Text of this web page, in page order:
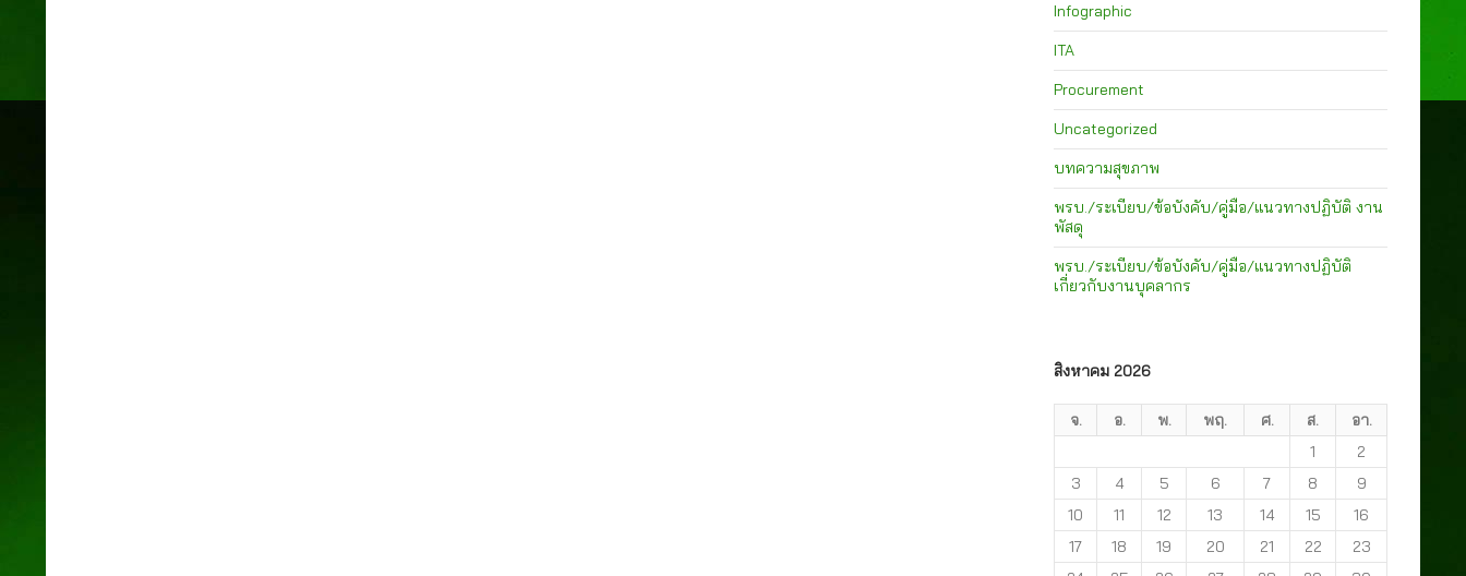
Infographic
ITA
Procurement
Uncategorized
บทความสุขภาพ
พรบ./ระเบียบ/ข้อบังคับ/คู่มือ/แนวทางปฏิบัติ งาน
พัสดุ
พรบ./ระเบียบ/ข้อบังคับ/คู่มือ/แนวทางปฏิบัติ
เกี่ยวกับงานบุคลากร
สิงหาคม 2026
จ. อ. พ. พฤ. ศ. ส.
อา.
1
2
3
4 5 6 7 8
9
10
11 12 13 14 15
16
17
18 19 20 21 22
23